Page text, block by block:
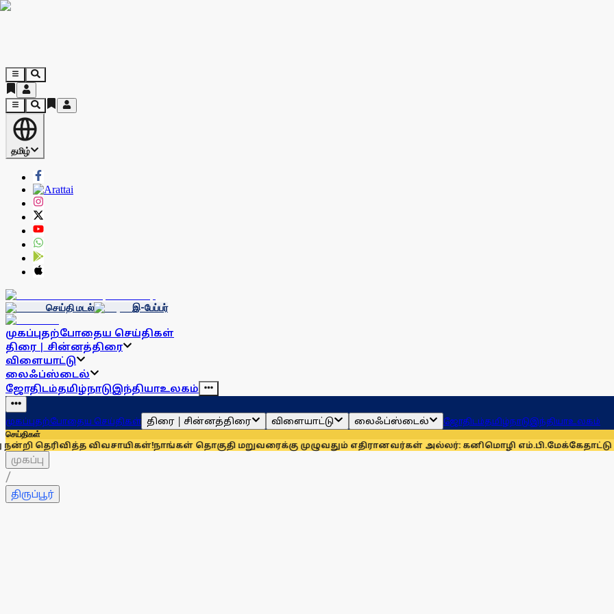
தமிழ்
செய்தி மடல் இ-பேப்பர்
முகப்புதற்போதைய செய்திகள்
திரை | சின்னத்திரை
விளையாட்டு
லைஃப்ஸ்டைல்
ஜோதிடம்தமிழ்நாடுஇந்தியாஉலகம்
முகப்புதற்போதைய செய்திகள் திரை | சின்னத்திரை விளையாட்டு லைஃப்ஸ்டைல் ஜோதிடம்தமிழ்நாடுஇந்தியாஉலகம்
செய்திகள்
விவசாயிகள்! நாங்கள் தொகுதி மறுவரைக்கு முழுவதும் எதிரானவர்கள் அல்லர்: கனிமொழி எம்.பி.மேக்கேதாட்டு பிரச்னையை
முகப்பு
/
திருப்பூர்